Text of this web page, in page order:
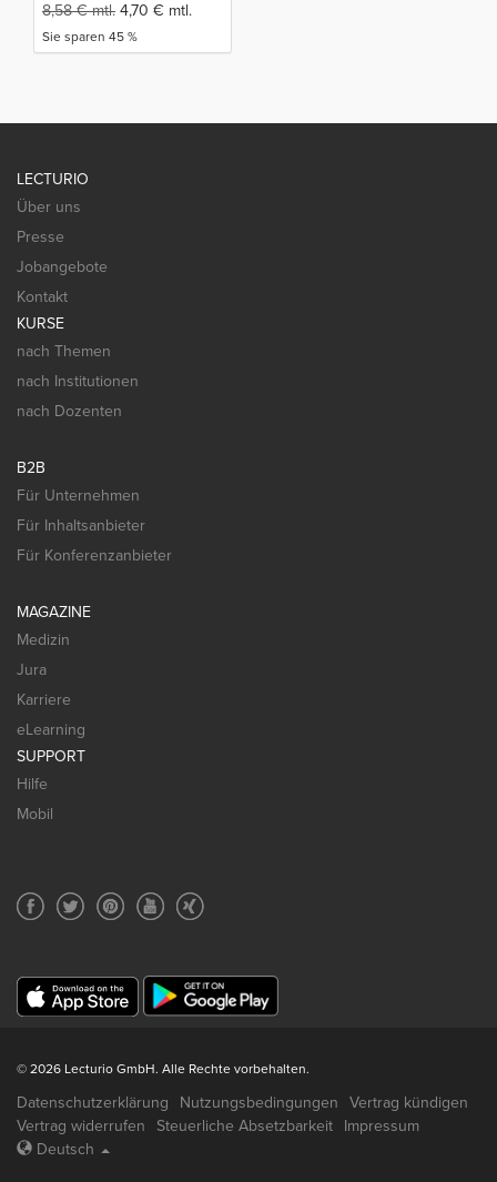
8,58€mtl. 4,70 € mtl.
Sie sparen 45 %
LECTURIO
Über uns
Presse
Jobangebote
Kontakt
KURSE
nach Themen
nach Institutionen
nach Dozenten
B2B
Für Unternehmen
Für Inhaltsanbieter
Für Konferenzanbieter
MAGAZINE
Medizin
Jura
Karriere
eLearning
SUPPORT
Hilfe
Mobil
© 2026 Lecturio GmbH. Alle Rechte vorbehalten.
Datenschutzerklärung Nutzungsbedingungen
Vertrag kündigen
Vertrag widerrufen
Steuerliche Absetzbarkeit
Impressum
Deutsch